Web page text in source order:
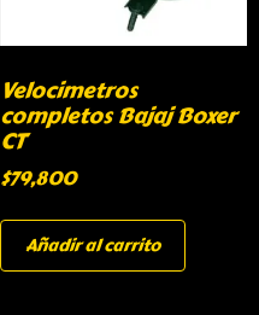
Velocimetros
completos Bajaj Boxer
CT
$79,800
Añadir al carrito